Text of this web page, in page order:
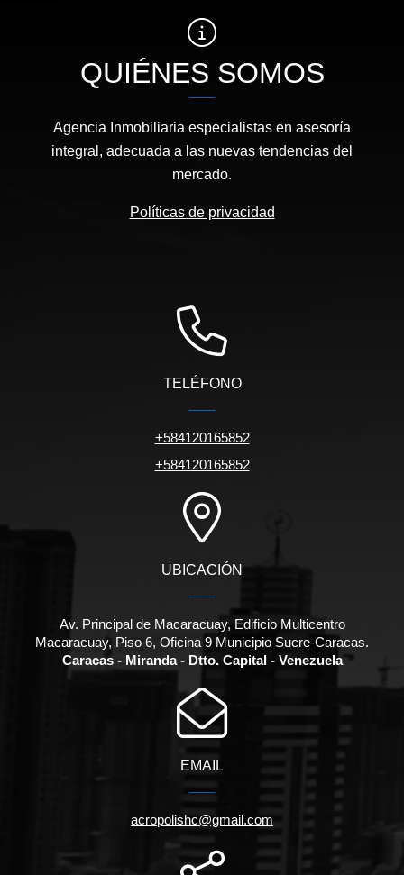
QUIÉNES SOMOS
Agencia Inmobiliaria especialistas en asesoría
integral, adecuada a las nuevas tendencias del
mercado.
Políticas de privacidad
TELÉFONO
+584120165852
+584120165852
UBICACIÓN
Av. Principal de Macaracuay, Edificio Multicentro
Macaracuay, Piso 6, Oficina 9 Municipio Sucre-Caracas.
Caracas - Miranda - Dtto. Capital - Venezuela
EMAIL
acropolishc@gmail.com